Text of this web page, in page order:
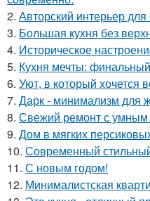
2. Авторский интерьер для
3. Большая кухня без
4. Историческое
5. Кухня мечты:
6. Уют, в который хочется
7. Дарк - минимализм для
8. Свежий ремонт с умным
9. Дом в мягких
10. Современный
11. С новым годом!
12. Минималистская